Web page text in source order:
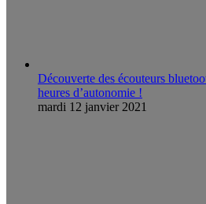
Découverte des écouteurs
heures d’autonomie !
mardi 12 janvier 2021